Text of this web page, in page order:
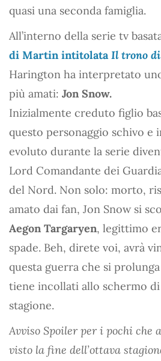
quasi una seconda famiglia.
All’interno della serie tv
di Martin intitolataIl trono di
Harington ha interpretato
più amati: Jon Snow.
Inizialmente creduto figlio
questo personaggio schivo e
evoluto durante la serie
Lord Comandante dei
del Nord. Non solo: morto,
amato dai fan, Jon Snow si
Aegon Targaryen, legittimo
spade. Beh, direte voi, avrà
questa guerra che si
tiene incollati allo schermo
stagione.
Avviso Spoiler per i pochi che
visto la fine dell’ottava